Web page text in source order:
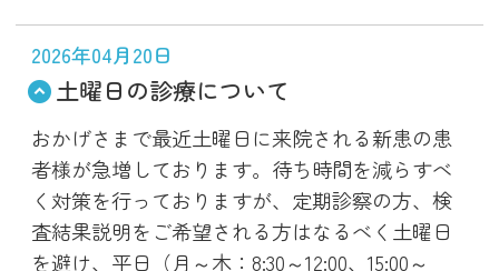
2026年04月20日
土曜日の診療について
おかげさまで最近土曜日に来院される新患の患
者様が急増しております。待ち時間を減らすべ
く対策を行っておりますが、定期診察の方、検
査結果説明をご希望される方はなるべく土曜日
を避け、平日（月～木：8:30～12:00、15:00～